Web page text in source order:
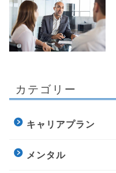
カテゴリー
キャリアプラン
メンタル